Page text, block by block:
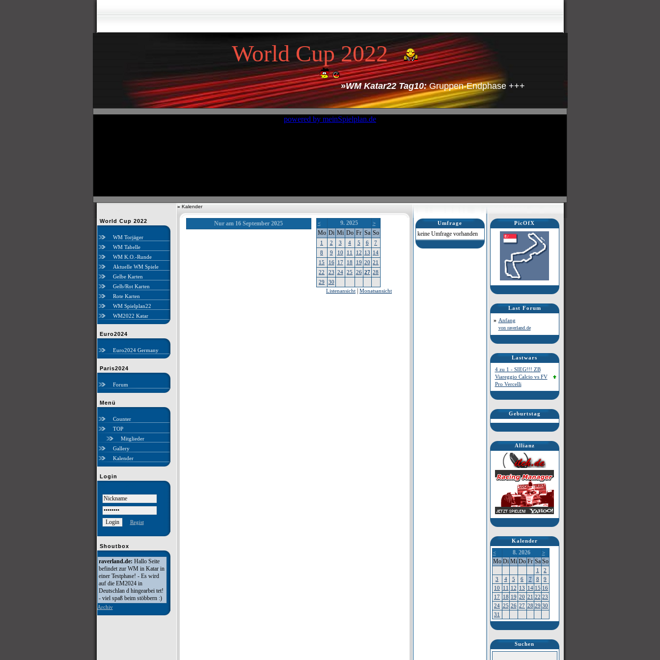
World Cup 2022
»WM Katar22 Tag10:Gruppen-Endphase +++ Gruppe A um 16:00Uhr +++
» Kalender
World Cup 2022
WM Torjäger
WM Tabelle
WM K.O.-Runde
Aktuelle WM Spiele
Gelbe Karten
Gelb/Rot Karten
Rote Karten
WM Spielplan22
WM2022 Katar
Euro2024
Euro2024 Germany
Paris2024
Forum
Menü
Counter
TOP
Mitglieder
Gallery
Kalender
Login
Regist
Shoutbox
raverland.de: Hallo Seite
befindet zur WM in Katar in
einer Testphase! - Es wird
auf die EM2024 in
Deutschlan d hingearbei tet!
- viel spaß beim stöbbern :)
Archiv
Nur am 16 September 2025 < 9. 2025 >
Mo Di Mi Do Fr Sa So
1 2 3 4 5 6
7
8
9 10 11 12 13 14
15
16 17 18 19 20 21
22
23 24 25 26 27 28
29
30
Listenansicht
Monatsansicht
Umfrage
keine Umfrage vorhanden
PicOfX
Last Forum
» Anfang
von raverland.de
Lastwars
4 zu 1 - SIEG!!! ZB
Viareggio Calcio vs FV
Pro Vercelli
Geburtstag
Allianz
Kalender
<
8. 2026 >
Mo Di Mi Do Fr Sa So
1
2
3
4 5 6 7 8
9
10
11 12 13 14 15 16
17 18 19 20 21 22 23
24 25 26 27 28 29 30
31
Suchen